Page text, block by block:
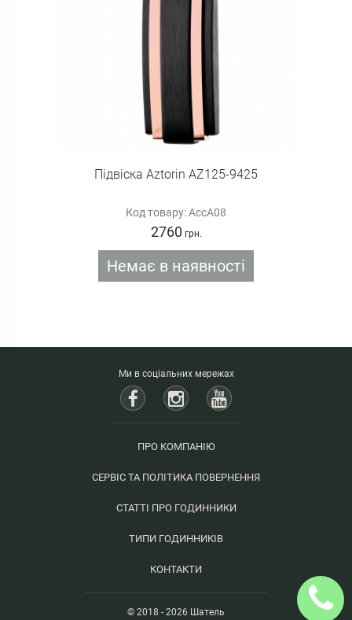
Підвіска Aztorin AZ125-9425
Код товару: AccA08
2760 грн.
Немає в наявності
Ми в соціальних мережах
ПРО КОМПАНІЮ
СЕРВІС ТА ПОЛІТИКА ПОВЕРНЕННЯ
СТАТТІ ПРО ГОДИННИКИ
ТИПИ ГОДИННИКІВ
КОНТАКТИ
© 2018 - 2026 Шатель